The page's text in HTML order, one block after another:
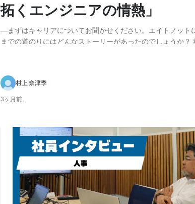
拓くエンジニアの情熱」
—まずはキャリアについてお聞かせください。エイトノット
までの道のりにはどんなストーリーがあったのでしょうか？
糧だと感じていました。でも、いつの間にかマネジメ...
村上 奈津季
3ヶ月前,